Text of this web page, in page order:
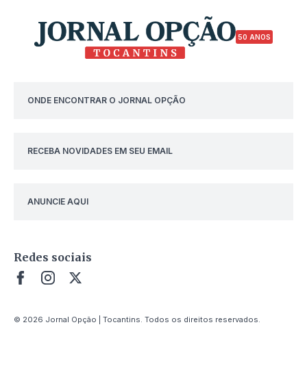
50 ANOS
ONDE ENCONTRAR O JORNAL OPÇÃO
RECEBA NOVIDADES EM SEU EMAIL
ANUNCIE AQUI
Redes sociais
© 2026 Jornal Opção | Tocantins. Todos os direitos reservados.